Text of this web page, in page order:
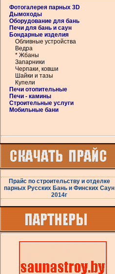
Фотогалерея парных 3D
Дымоходы
Оборудование для бань
Печи для бань и саун
Бондарные изделия
Обливные устройства
Ведра
* Жбаны
Запарники
Черпаки, ковши
Шайки и тазы
Купели
Печи отопительные
Печи - камины
Строительные услуги
Мобильные бани
Прайс по строительству и отделке
парных Русских Бань и Финских Саун
2014г